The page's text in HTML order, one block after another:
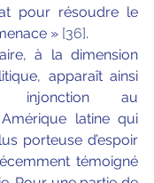
pour résoudre le
» [36].
à la dimension
apparaît ainsi
injonction au
latine qui
porteuse d’espoir
témoigné